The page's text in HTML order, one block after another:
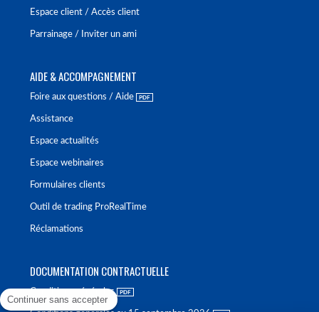
Espace client / Accès client
Parrainage / Inviter un ami
AIDE & ACCOMPAGNEMENT
Foire aux questions / Aide
Assistance
Espace actualités
Espace webinaires
Formulaires clients
Outil de trading ProRealTime
Réclamations
DOCUMENTATION CONTRACTUELLE
Conditions générales
Continuer sans accepter